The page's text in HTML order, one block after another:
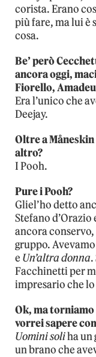
corista. Erano
più fare, ma lui è
cosa.
Be’ però
ancora oggi,
Fiorello,
Era l’unico che
Deejay.
Oltre a
altro?
I Pooh.
Pure i Pooh?
Gliel’ho detto
Stefano d’Orazio
ancora
gruppo.
e Un’altra donna
Facchinetti per
impresario che
Ok, ma
vorrei sapere
Uomini soliha un
un brano che